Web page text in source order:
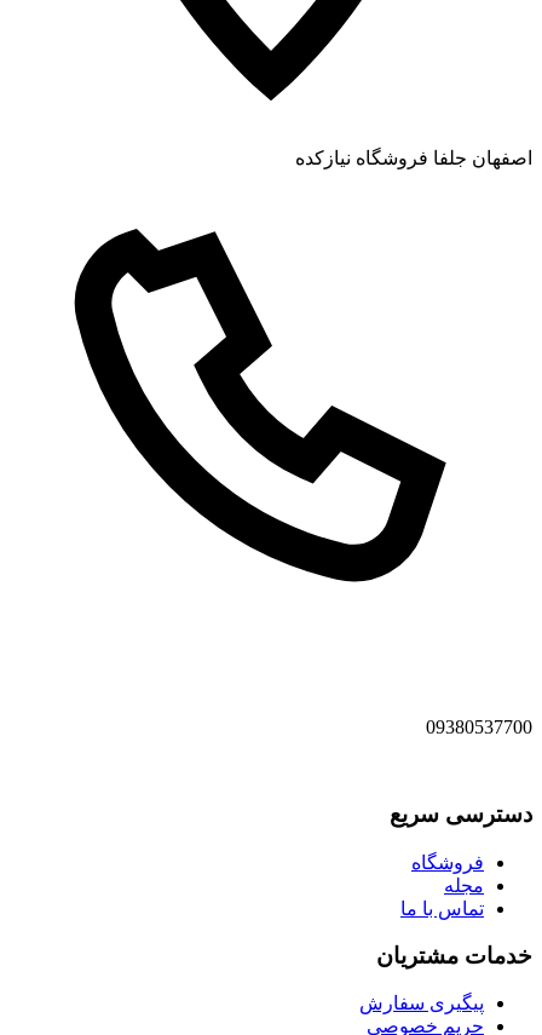
اصفهان جلفا فروشگاه نیازکده
09380537700
دسترسی سریع
فروشگاه
مجله
تماس با ما
خدمات مشتریان
پیگیری سفارش
حریم خصوصی